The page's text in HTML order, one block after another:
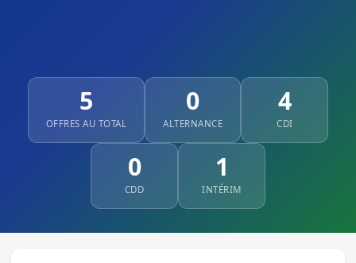
5
OFFRES AU TOTAL
0
ALTERNANCE
4
CDI
0
CDD
1
INTÉRIM